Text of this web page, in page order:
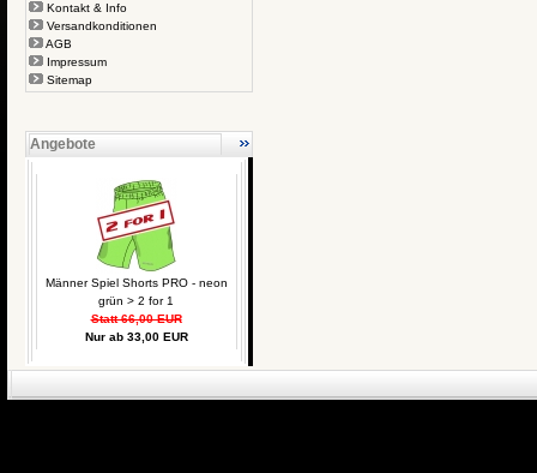
Kontakt & Info
Versandkonditionen
AGB
Impressum
Sitemap
Angebote
Männer Spiel Shorts PRO - neon
grün > 2 for 1
Statt 66,00 EUR
Nur ab 33,00 EUR